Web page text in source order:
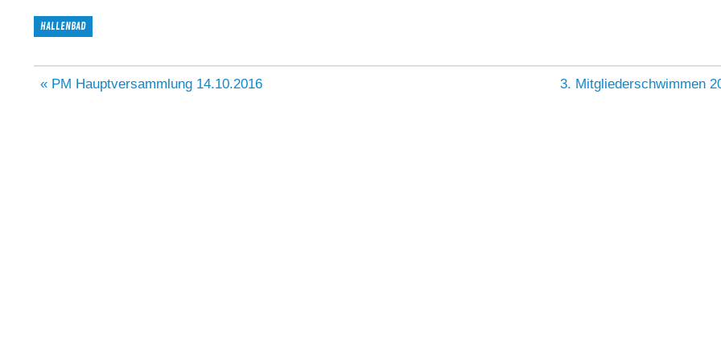
HALLENBAD
Beitragsnavigation
« PM Hauptversammlung 14.10.2016 3. Mitgliederschwimmen